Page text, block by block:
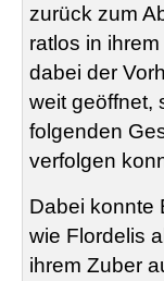
zurück zum
ratlos in
dabei der
weit geöffnet,
folgenden
verfolgen
Dabei konnte
wie Flordelis
ihrem Zuber